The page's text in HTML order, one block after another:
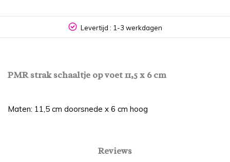
Levertijd : 1-3 werkdagen
PMR strak schaaltje op voet 11,5 x 6 cm
Maten: 11,5 cm doorsnede x 6 cm hoog
Reviews